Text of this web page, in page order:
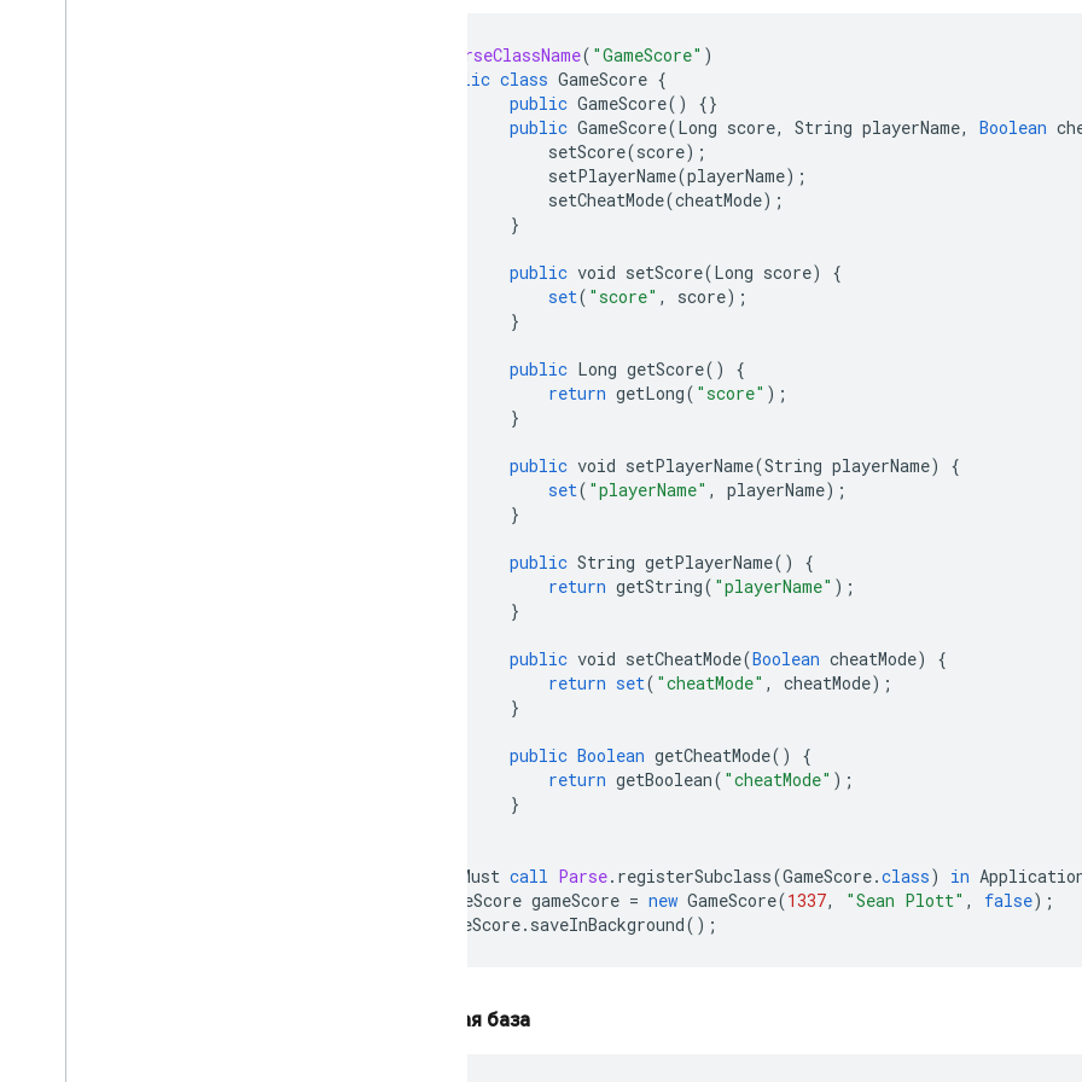
@ParseClassName( "GameScore" )
public class GameScore {
public GameScore()
{}
public GameScore(Long score, String playerName, Boolean
setScore(score);
setPlayerName(playerName);
setCheatMode(cheatMode);
}
public void setScore(Long score)
{
set( "score" , score);
}
public Long getScore()
{
return getLong( "score" );
}
public void setPlayerName(String playerName)
{
set( "playerName" , playerName);
}
public String getPlayerName()
{
return getString( "playerName" );
}
public void setCheatMode(Boolean cheatMode)
{
return set( "cheatMode" , cheatMode);
}
public Boolean getCheatMode()
{
return getBoolean( "cheatMode" );
}
Must call Parse. registerSubclass(GameScore.class) in
GameScore gameScore = new GameScore(1337, "Sean Plott" , false);
gameScore. saveInBackground();
Огневая база